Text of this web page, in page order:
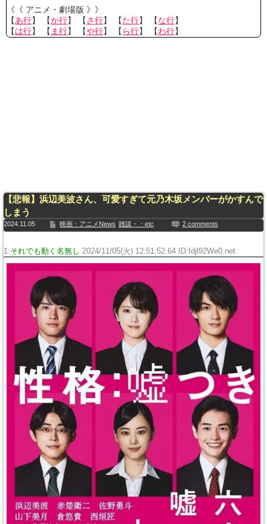
《《 アニメ・劇場版 》》
【あ行】 【か行】 【さ行】 【た行】 【な行】
【は行】 【 ま行】 【や行】 【 ら行】 【わ行】
【悲報】浜辺美波さん、可愛すぎて元乃木坂メンバーがかすんで
しまう
2024.11.05 映画・アニメNews 雑談・・etc 2 comments
1:それでも動く名無し 2024/11/05(火) 12:51:52.64 ID:Idjl92We0.net